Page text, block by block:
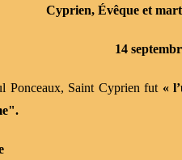
Cyprien, Évêque et
14
Ponceaux, Saint Cyprien fut «